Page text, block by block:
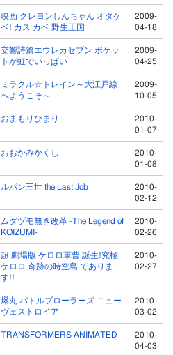
映画 クレヨンしんちゃん オタケ
ベ! カス カベ 野生王国
2009-
04-18
交響詩篇エウレカセブン ポケッ
トが虹でいっぱい
2009-
04-25
ミラクル☆トレイン～大江戸線
へようこそ～
2009-
10-05
おまもりひまり
2010-
01-07
おおかみかくし
2010-
01-08
ルパン三世 the Last Job
2010-
02-12
ムダヅモ無き改革 -The Legend of
KOIZUMI-
2010-
02-26
超 劇場版 ケロロ軍曹 誕生!究極
ケロロ 奇跡の時空島 でありま
す!!
2010-
02-27
爆丸 バトルブローラーズ ニュー
ヴェストロイア
2010-
03-02
TRANSFORMERS ANIMATED
2010-
04-03